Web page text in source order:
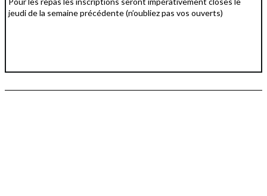
jeudi de la semaine précédente (n’oubliez pas vos ouverts)